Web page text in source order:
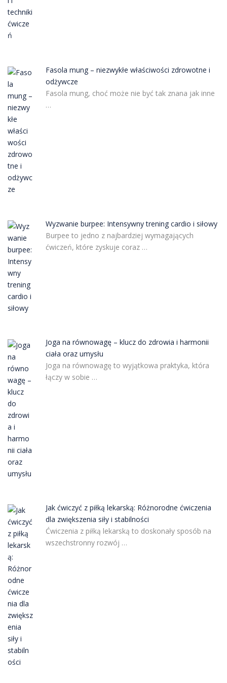
Fasola mung – niezwykłe właściwości zdrowotne i
odżywcze
Fasola mung, choć może nie być tak znana jak inne
…
Wyzwanie burpee: Intensywny trening cardio i siłowy
Burpee to jedno z najbardziej wymagających
ćwiczeń, które zyskuje coraz …
Joga na równowagę – klucz do zdrowia i harmonii
ciała oraz umysłu
Joga na równowagę to wyjątkowa praktyka, która
łączy w sobie …
Jak ćwiczyć z piłką lekarską: Różnorodne ćwiczenia
dla zwiększenia siły i stabilności
Ćwiczenia z piłką lekarską to doskonały sposób na
wszechstronny rozwój …